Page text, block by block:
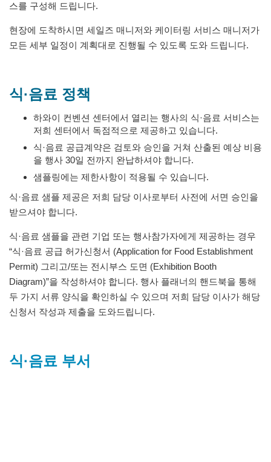
스를 구성해 드립니다.
현장에 도착하시면 세일즈 매니저와 케이터링 서비스 매니저가
모든 세부 일정이 계획대로 진행될 수 있도록 도와 드립니다.
식·음료 정책
하와이 컨벤션 센터에서 열리는 행사의 식·음료 서비스는
저희 센터에서 독점적으로 제공하고 있습니다.
식·음료 공급계약은 검토와 승인을 거쳐 산출된 예상 비용
을 행사 30일 전까지 완납하셔야 합니다.
샘플링에는 제한사항이 적용될 수 있습니다.
식·음료 샘플 제공은 저희 담당 이사로부터 사전에 서면 승인을
받으셔야 합니다.
식·음료 샘플을 관련 기업 또는 행사참가자에게 제공하는 경우
“식·음료 공급 허가신청서 (Application for Food Establishment
Permit) 그리고/또는 전시부스 도면 (Exhibition Booth
Diagram)”을 작성하셔야 합니다. 행사 플래너의 핸드북을 통해
두 가지 서류 양식을 확인하실 수 있으며 저희 담당 이사가 해당
신청서 작성과 제출을 도와드립니다.
식·음료 부서